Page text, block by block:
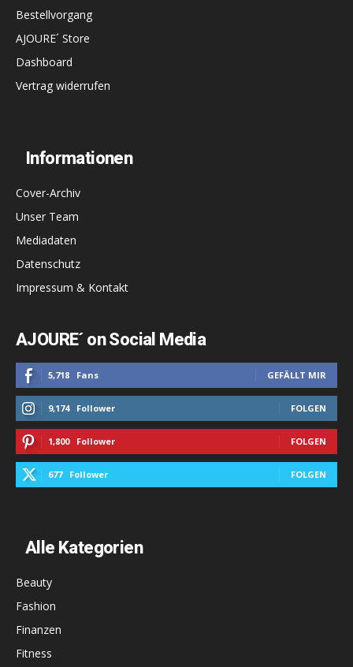
Bestellvorgang
AJOURE´ Store
Dashboard
Vertrag widerrufen
Informationen
Cover-Archiv
Unser Team
Mediadaten
Datenschutz
Impressum & Kontakt
AJOURE´ on Social Media
5,718 Fans GEFÄLLT MIR
9,174 Follower FOLGEN
1,800 Follower FOLGEN
677 Follower FOLGEN
Alle Kategorien
Beauty
Fashion
Finanzen
Fitness